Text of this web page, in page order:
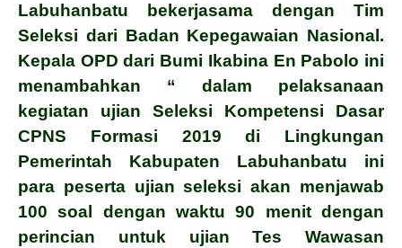
Labuhanbatu bekerjasama dengan Tim
Seleksi dari Badan Kepegawaian Nasional.
Kepala OPD dari Bumi Ikabina En Pabolo ini
menambahkan “ dalam pelaksanaan
kegiatan ujian Seleksi Kompetensi Dasar
CPNS Formasi 2019 di Lingkungan
Pemerintah Kabupaten Labuhanbatu ini
para peserta ujian seleksi akan menjawab
100 soal dengan waktu 90 menit dengan
perincian untuk ujian Tes Wawasan